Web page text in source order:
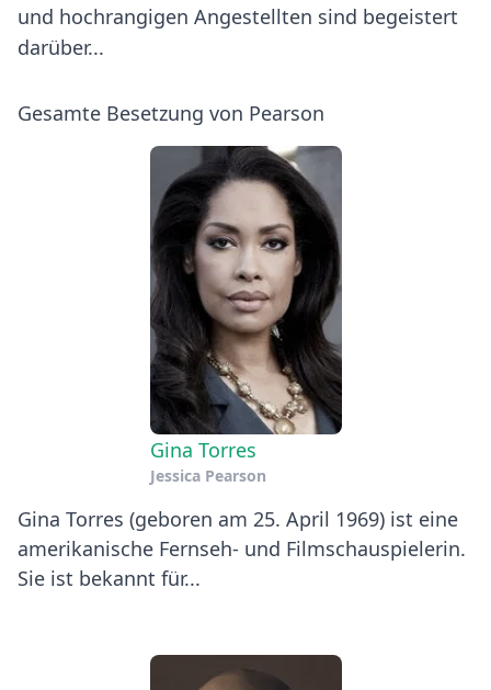
und hochrangigen Angestellten sind begeistert
darüber...
Gesamte Besetzung von Pearson
Gina Torres
Jessica Pearson
Gina Torres (geboren am 25. April 1969) ist eine
amerikanische Fernseh- und Filmschauspielerin.
Sie ist bekannt für...